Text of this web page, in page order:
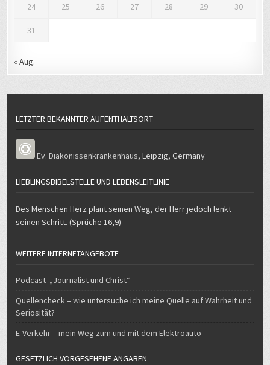
24 25 26 27 28 29 30
31
« Aug.
LETZTER BEKANNTER AUFENTHALTSORT
Ev. Diakonissenkrankenhaus,Leipzig,Germany
LIEBLINGSBIBELSTELLE UND LEBENSLEITLINIE
Des Menschen Herz plant seinen Weg, der Herr jedoch lenkt
seinen Schritt. (Sprüche 16,9)
WEITERE INTERNETANGEBOTE
Podcast „Journalist und Christ“
Quellencheck – wie untersuche ich meine Quelle auf Wahrheit und
Seriosität?
E-Verkehr – mein Weg zum und mit dem Elektroauto
GESETZLICH VORGESEHENE ANGABEN